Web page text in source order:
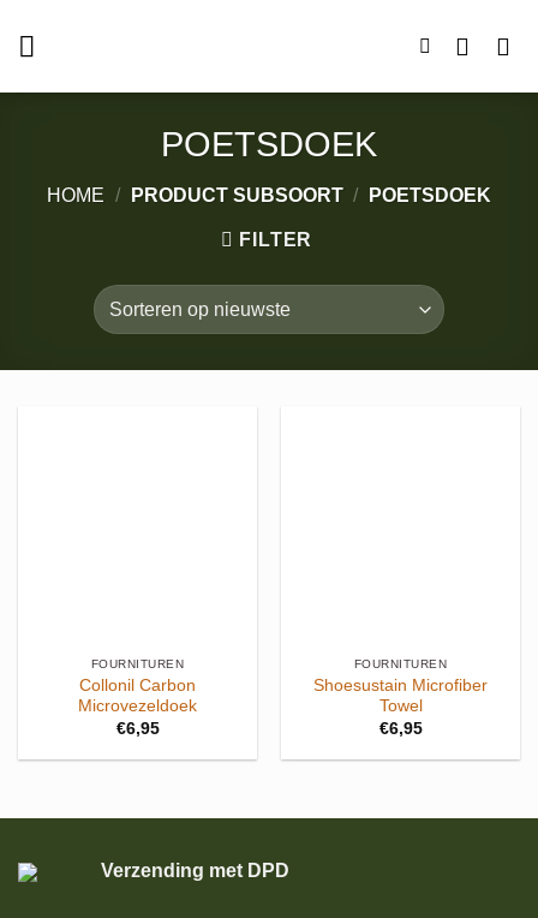
naar
POETSDOEK
HOME / PRODUCT SUBSOORT / POETSDOEK
FILTER
FOURNITUREN
Collonil Carbon
Microvezeldoek
€6,95
FOURNITUREN
Shoesustain Microfiber
Towel
€6,95
Verzending met DPD